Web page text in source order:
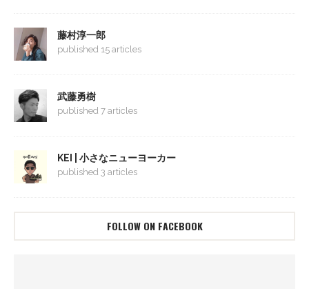
藤村淳一郎
published 15 articles
武藤勇樹
published 7 articles
KEI | 小さなニューヨーカー
published 3 articles
FOLLOW ON FACEBOOK